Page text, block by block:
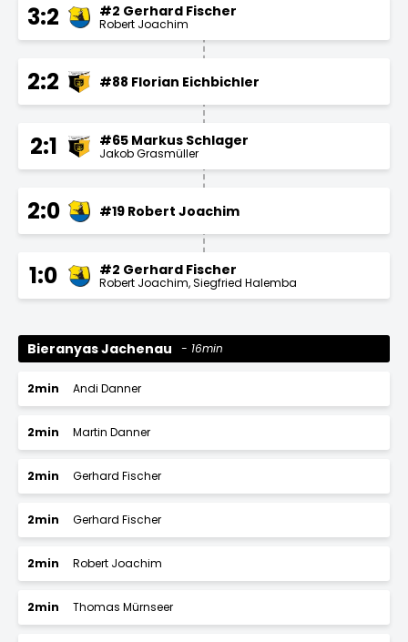
3:2 #2 Gerhard Fischer
Robert Joachim
2:2 #88 Florian Eichbichler
2:1 #65 Markus Schlager
Jakob Grasmüller
2:0 #19 Robert Joachim
1:0 #2 Gerhard Fischer
Robert Joachim Siegfried Halemba
Bieranyas Jachenau 16min
2min Andi Danner
2min Martin Danner
2min Gerhard Fischer
2min Gerhard Fischer
2min Robert Joachim
2min Thomas Mürnseer